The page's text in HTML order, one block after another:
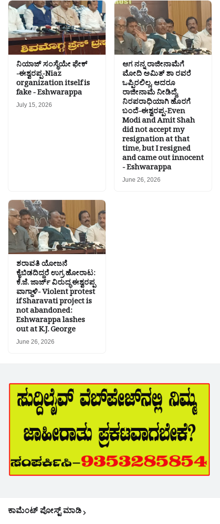
ನಿಯಾಜ್ ಸಂಸ್ಥೆಯೇ ಫೇಕ್
-ಈಶ್ವರಪ್ಪ-Niaz
organization itself is
fake - Eshwarappa
July 15, 2026
ಆಗ ನನ್ನ ರಾಜೀನಾಮೆಗೆ
ಮೋದಿ ಅಮಿತ್ ಶಾ ರವರೆ
ಒಪ್ಪಿರಲಿಲ್ಲ, ಆದರೂ
ರಾಜೀನಾಮೆ ನೀಡಿದ್ದೆ,
ನಿರಪರಾಧಿಯಾಗಿ ಹೊರಗೆ
ಬಂದೆ-ಈಶ್ವರಪ್ಪ-Even
Modi and Amit Shah
did not accept my
resignation at that
time, but I resigned
and came out innocent
- Eshwarappa
June 26, 2026
ಶರಾವತಿ ಯೋಜನೆ
ಕೈಬಿಡದಿದ್ದರೆ ಉಗ್ರ ಹೋರಾಟ:
ಕೆ.ಜೆ. ಜಾರ್ಜ್ ವಿರುದ್ಧ ಈಶ್ವರಪ್ಪ
ವಾಗ್ದಾಳಿ- Violent protest
if Sharavati project is
not abandoned:
Eshwarappa lashes
out at K.J. George
June 26, 2026
ಕಾಮೆಂಟ್‌‌ ಪೋಸ್ಟ್‌ ಮಾಡಿ